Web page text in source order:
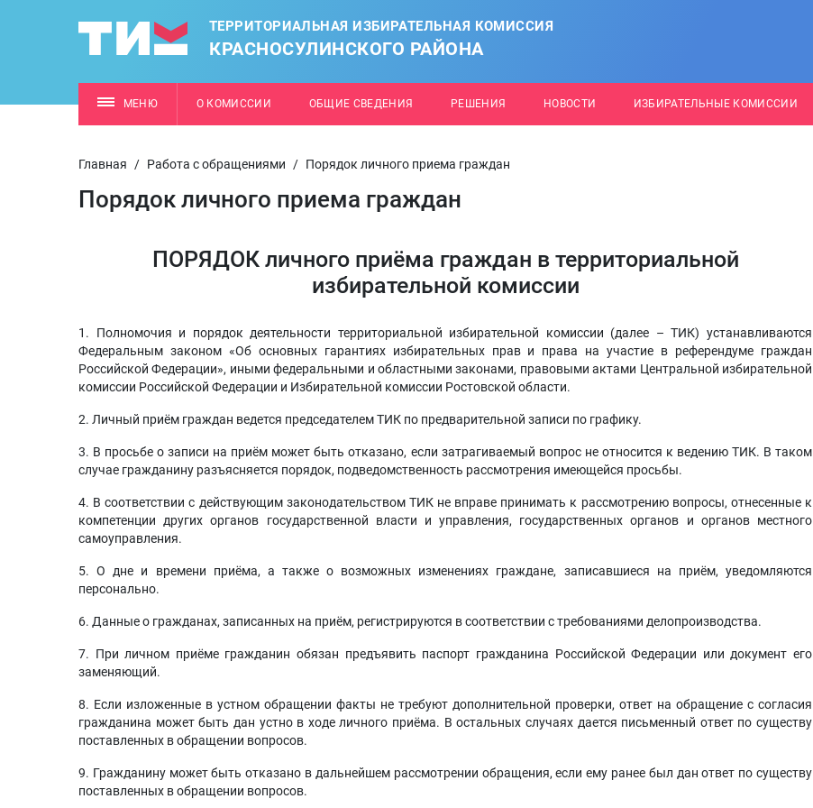
ТЕРРИТОРИАЛЬНАЯ ИЗБИРАТЕЛЬНАЯ КОМИССИЯ
КРАСНОСУЛИНСКОГО РАЙОНА
МЕНЮ О КОМИССИИ ОБЩИЕ СВЕДЕНИЯ РЕШЕНИЯ НОВОСТИ ИЗБИРАТЕЛЬНЫЕ КОМИССИИ
Главная / Работа с обращениями / Порядок личного приема граждан
Порядок личного приема граждан
ПОРЯДОК личного приёма граждан в территориальной
избирательной комиссии
1. Полномочия и порядок деятельности территориальной избирательной комиссии (далее – ТИК) устанавливаются
Федеральным законом «Об основных гарантиях избирательных прав и права на участие в референдуме граждан
Российской Федерации», иными федеральными и областными законами, правовыми актами Центральной избирательной
комиссии Российской Федерации и Избирательной комиссии Ростовской области.
2. Личный приём граждан ведется председателем ТИК по предварительной записи по графику.
3. В просьбе о записи на приём может быть отказано, если затрагиваемый вопрос не относится к ведению ТИК. В таком
случае гражданину разъясняется порядок, подведомственность рассмотрения имеющейся просьбы.
4. В соответствии с действующим законодательством ТИК не вправе принимать к рассмотрению вопросы, отнесенные к
компетенции других органов государственной власти и управления, государственных органов и органов местного
самоуправления.
5. О дне и времени приёма, а также о возможных изменениях граждане, записавшиеся на приём, уведомляются
персонально.
6. Данные о гражданах, записанных на приём, регистрируются в соответствии с требованиями делопроизводства.
7. При личном приёме гражданин обязан предъявить паспорт гражданина Российской Федерации или документ его
заменяющий.
8. Если изложенные в устном обращении факты не требуют дополнительной проверки, ответ на обращение с согласия
гражданина может быть дан устно в ходе личного приёма. В остальных случаях дается письменный ответ по существу
поставленных в обращении вопросов.
9. Гражданину может быть отказано в дальнейшем рассмотрении обращения, если ему ранее был дан ответ по существу
поставленных в обращении вопросов.